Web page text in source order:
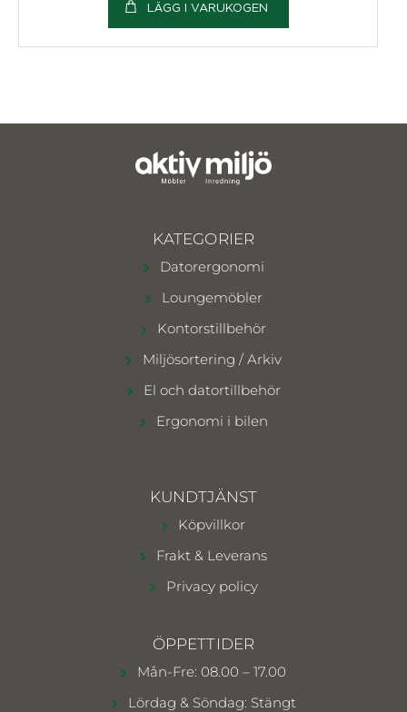
LÄGG I VARUKOGEN
KATEGORIER
Datorergonomi
Loungemöbler
Kontorstillbehör
Miljösortering / Arkiv
El och datortillbehör
Ergonomi i bilen
KUNDTJÄNST
Köpvillkor
Frakt & Leverans
Privacy policy
ÖPPETTIDER
Mån-Fre: 08.00 – 17.00
Lördag & Söndag: Stängt